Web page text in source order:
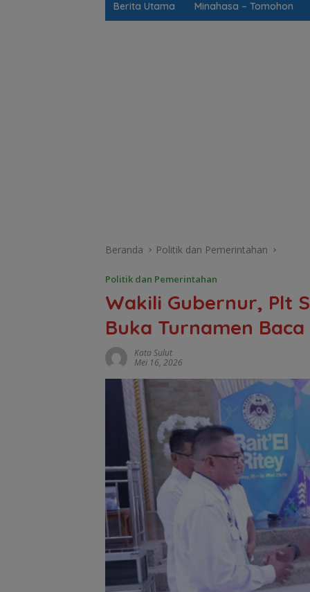
Berita Utama Minahasa – Tomohon
Beranda Politik dan Pemerintahan
Politik dan Pemerintahan
Wakili Gubernur, Plt
Buka Turnamen
Kata Sulut
Mei 16, 2026